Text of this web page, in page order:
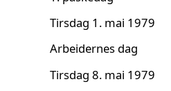
Tirsdag 1. mai 1979
Arbeidernes dag
Tirsdag 8. mai 1979